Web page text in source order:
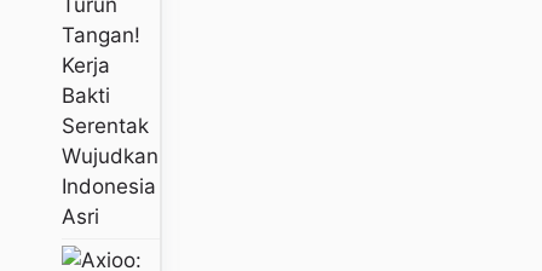
Tangan!
Kerja
Bakti
Serentak
Wujudkan
Indonesia
Asri